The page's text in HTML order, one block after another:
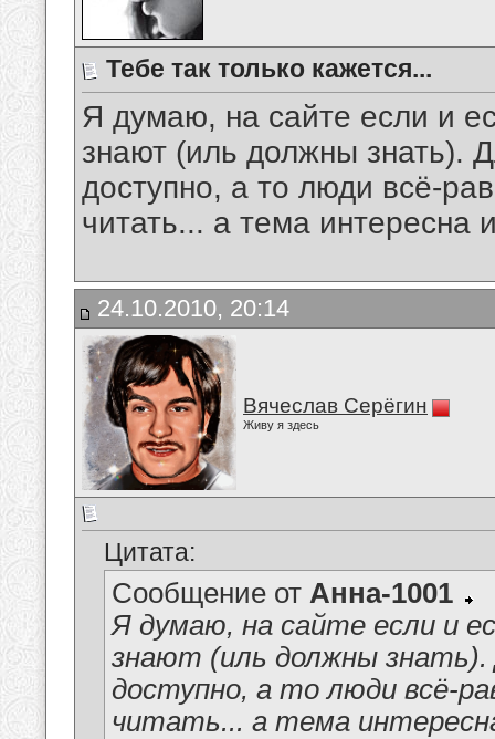
Тебе так только кажется...
Я думаю, на сайте если и
знают (иль должны знать).
доступно, а то люди всё-
читать... а тема интересна
24.10.2010, 20:14
Вячеслав Серёгин
Живу я здесь
Цитата:
Сообщение от Анна-1001
Я думаю, на сайте если и
знают (иль должны знать).
доступно, а то люди всё-
читать... а тема